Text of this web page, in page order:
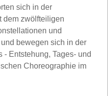
sich in der
dem zwölfteiligen
und
bewegen sich in der
Entstehung, Tages- und
Choreographie im